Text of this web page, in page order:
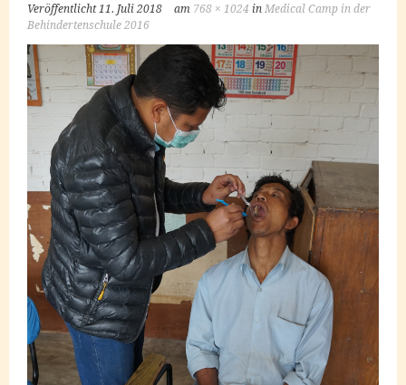
Veröffentlicht11. Juli 2018 am 768 × 1024 inMedical Camp in der
Behindertenschule 2016